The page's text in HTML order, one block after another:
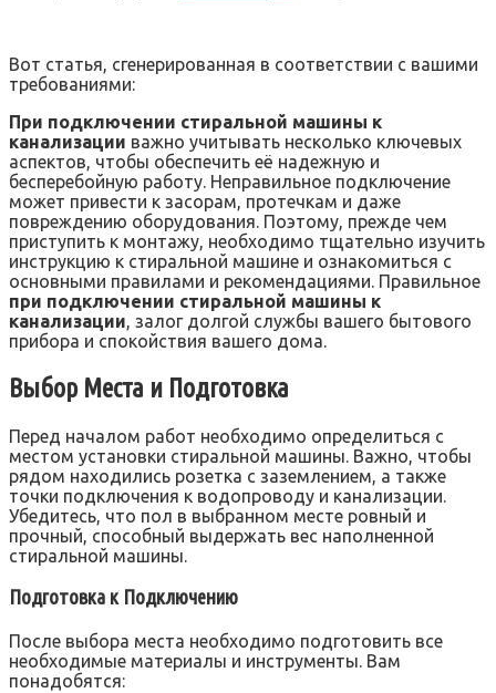
Вот статья, сгенерированная в соответствии с вашими
требованиями:
При подключении стиральной машины к
канализации важно учитывать несколько ключевых
аспектов, чтобы обеспечить её надежную и
бесперебойную работу. Неправильное подключение
может привести к засорам, протечкам и даже
повреждению оборудования. Поэтому, прежде чем
приступить к монтажу, необходимо тщательно изучить
инструкцию к стиральной машине и ознакомиться с
основными правилами и рекомендациями. Правильное
при подключении стиральной машины к
канализации, залог долгой службы вашего бытового
прибора и спокойствия вашего дома.
Выбор Места и Подготовка
Перед началом работ необходимо определиться с
местом установки стиральной машины. Важно, чтобы
рядом находились розетка с заземлением, а также
точки подключения к водопроводу и канализации.
Убедитесь, что пол в выбранном месте ровный и
прочный, способный выдержать вес наполненной
стиральной машины.
Подготовка к Подключению
После выбора места необходимо подготовить все
необходимые материалы и инструменты. Вам
понадобятся: